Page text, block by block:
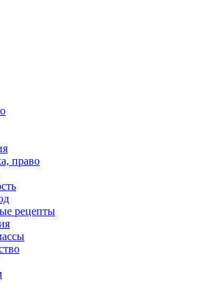
право
рецепты